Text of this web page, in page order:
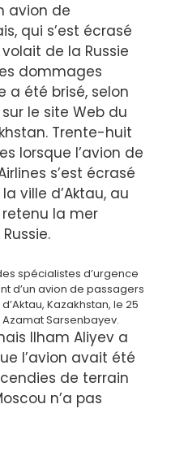
avion de
qui s’est écrasé
de la Russie
dommages
a été brisé, selon
le site Web du
Trente-huit
lorsque l’avion de
s’est écrasé
ville d’Aktau, au
retenu la mer
spécialistes d’urgence
d’un avion de passagers
Kazakhstan, le 25
Sarsenbayev.
Ilham Aliyev a
l’avion avait été
de terrain
n’a pas